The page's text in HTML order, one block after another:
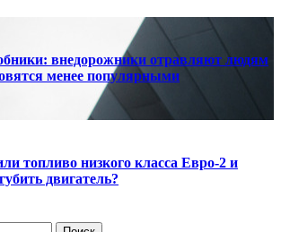
внедорожники отравляют людям
менее популярными
топливо низкого класса Евро-2 и
двигатель?